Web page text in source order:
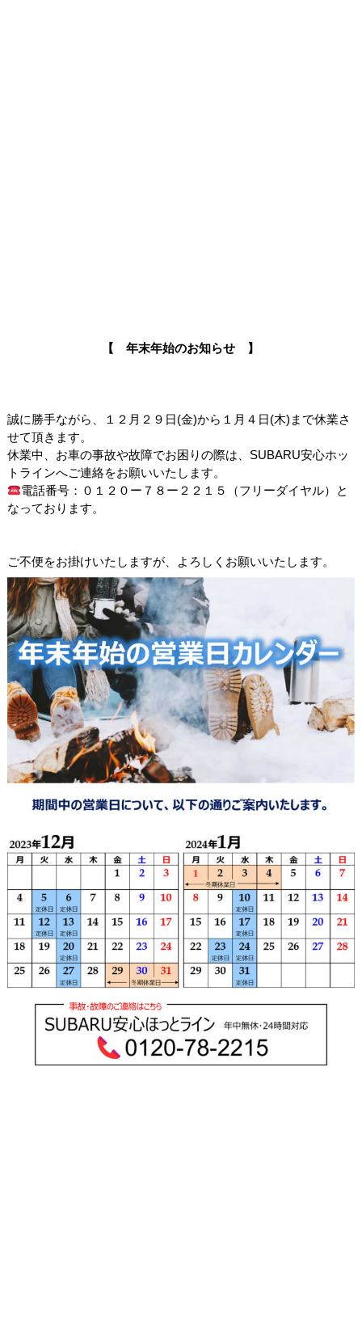
【 年末年始のお知らせ 】
誠に勝手ながら、１２月２９日(金)から１月４日(木)まで休業さ
せて頂きます。
休業中、お車の事故や故障でお困りの際は、SUBARU安心ホッ
トラインへご連絡をお願いいたします。
電話番号：０１２０ー７８ー２２１５（フリーダイヤル）と
なっております。
ご不便をお掛けいたしますが、よろしくお願いいたします。